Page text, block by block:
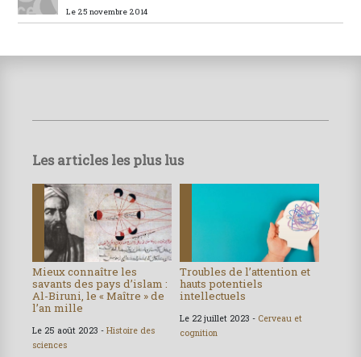
Le 25 novembre 2014
Les articles les plus lus
Mieux connaître les
savants des pays d’islam :
Al-Biruni, le « Maître » de
l’an mille
Le 25 août 2023 - Histoire des
sciences
Troubles de l’attention et
hauts potentiels
intellectuels
Le 22 juillet 2023 - Cerveau et
cognition